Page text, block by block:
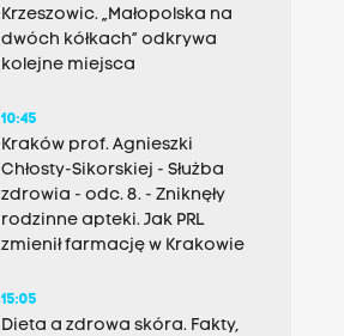
Krzeszowic. „Małopolska na
dwóch kółkach” odkrywa
kolejne miejsca
10:45
Kraków prof. Agnieszki
Chłosty-Sikorskiej - Służba
zdrowia - odc. 8. - Zniknęły
rodzinne apteki. Jak PRL
zmienił farmację w Krakowie
15:05
Dieta a zdrowa skóra. Fakty,